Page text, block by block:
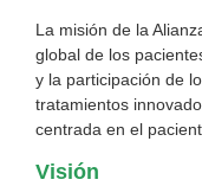
La misión de la
global de los
y la participación de
tratamientos
centrada en el
Visión